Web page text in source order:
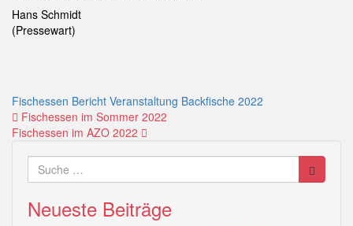
Hans Schmidt
(Pressewart)
Fischessen Bericht Veranstaltung Backfische 2022
Beitragsnavigation
Fischessen im Sommer 2022
Fischessen im AZO 2022
Suche
nach:
Neueste Beiträge